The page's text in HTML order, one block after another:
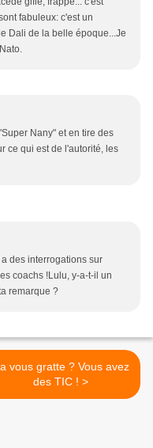
fabuleux: c'est un
Dali de la belle époque...Je
Nany" et en tire des
ce qui est de l'autorité, les
des interrogations sur
coachs !Lulu, y-a-t-il un
remarque ?
vous gratte ? Vous avez
des TIC ! >